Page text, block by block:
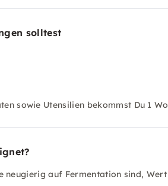
solltest
sowie Utensilien bekommst Du 1
neugierig auf Fermentation sind,